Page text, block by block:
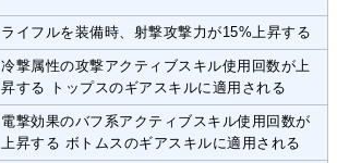
ライフルを装備時、射撃攻撃力が15%上昇する
冷撃属性の攻撃アクティブスキル使用回数が上
昇する トップスのギアスキルに適用される
電撃効果のバフ系アクティブスキル使用回数が
上昇する ボトムスのギアスキルに適用される